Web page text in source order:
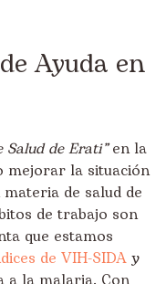
Ayuda en
Salud de Erati”en la
mejorar la situación
de salud de
de trabajo son
que estamos
de VIH-SIDA y